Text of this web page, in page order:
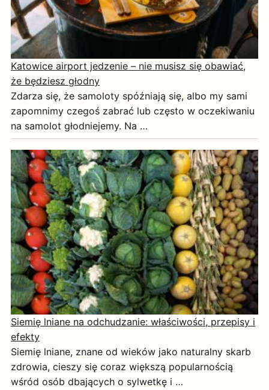
Katowice airport jedzenie – nie musisz się obawiać,
że będziesz głodny
Zdarza się, że samoloty spóźniają się, albo my sami
zapomnimy czegoś zabrać lub często w oczekiwaniu
na samolot głodniejemy. Na …
Siemię lniane na odchudzanie: właściwości, przepisy i
efekty
Siemię lniane, znane od wieków jako naturalny skarb
zdrowia, cieszy się coraz większą popularnością
wśród osób dbających o sylwetkę i …